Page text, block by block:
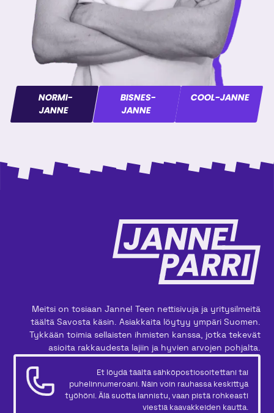
NORMI-
JANNE
BISNES-
JANNE
COOL-JANNE
Meitsi on tosiaan Janne! Teen nettisivuja ja yritysilmeitä
täältä Savosta käsin. Asiakkaita löytyy ympäri Suomen.
Tykkään toimia sellaisten ihmisten kanssa, jotka tekevät
asioita rakkaudesta lajiin ja hyvien arvojen pohjalta.
Et löydä täältä sähköpostiosoitettani tai
puhelinnumeroani. Näin voin rauhassa keskittyä
työhöni. Älä suotta lannistu, vaan pistä rohkeasti
viestiä kaavakkeiden kautta.